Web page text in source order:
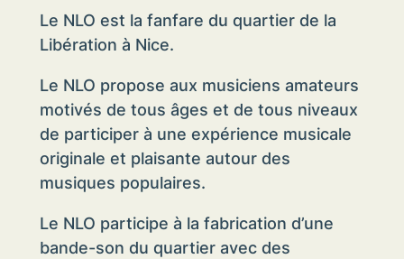
Le NLO est la fanfare du quartier de la
Libération à Nice.
Le NLO propose aux musiciens amateurs
motivés de tous âges et de tous niveaux
de participer à une expérience musicale
originale et plaisante autour des
musiques populaires.
Le NLO participe à la fabrication d’une
bande-son du quartier avec des